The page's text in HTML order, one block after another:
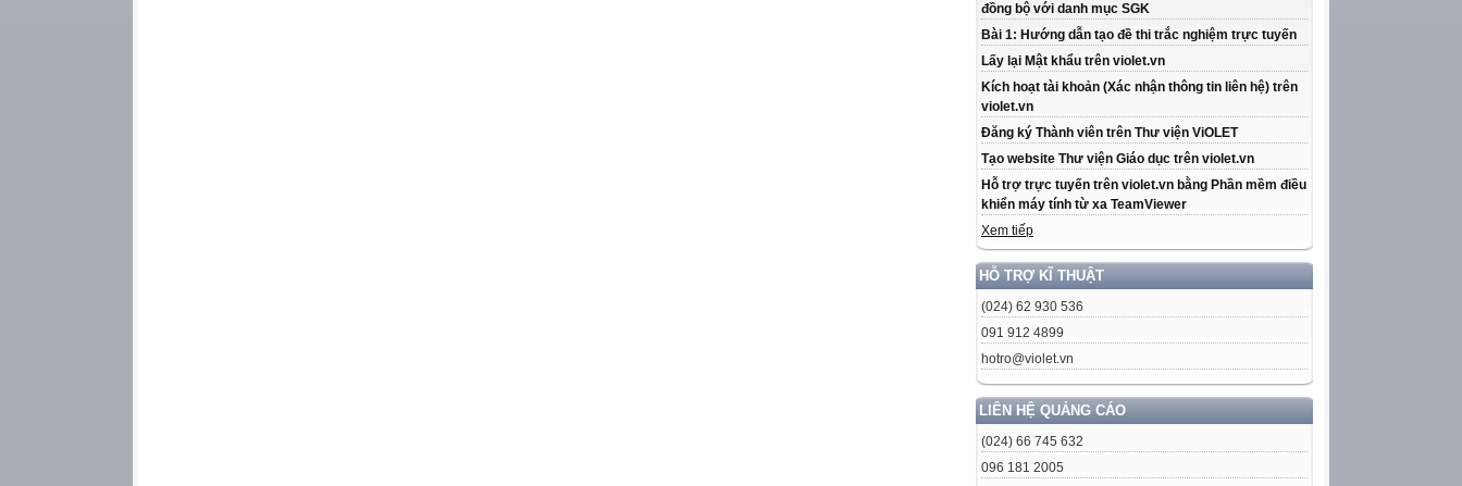
đồng bộ với danh mục SGK
Bài 1: Hướng dẫn tạo đề thi trắc nghiệm trực tuyến
Lấy lại Mật khẩu trên violet.vn
Kích hoạt tài khoản (Xác nhận thông tin liên hệ) trên
violet.vn
Đăng ký Thành viên trên Thư viện ViOLET
Tạo website Thư viện Giáo dục trên violet.vn
Hỗ trợ trực tuyến trên violet.vn bằng Phần mềm điều
khiển máy tính từ xa TeamViewer
Xem tiếp
HỖ TRỢ KĨ THUẬT
(024) 62 930 536
091 912 4899
hotro@violet.vn
LIÊN HỆ QUẢNG CÁO
(024) 66 745 632
096 181 2005